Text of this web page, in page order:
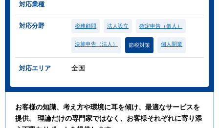
対応業種
対応分野 税務顧問 法人設立 確定申告（個人）
決算申告（法人） 節税対策 個人開業
対応エリア 全国
お客様の知識、考え方や環境に耳を傾け、最適なサービスを
提供。 理論だけの専門家ではなく、お客様それぞれに寄り添